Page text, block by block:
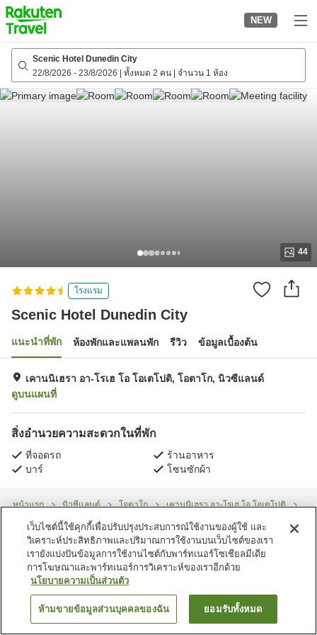
to
top
page
NEW
Scenic Hotel Dunedin City
22/8/2026 - 23/8/2026 ทั้งหมด 2 คน จำนวน 1 ห้อง
44
โรงแรม
Scenic Hotel Dunedin City
แนะนำที่พัก ห้องพักและแพลนพัก รีวิว ข้อมูลเบื้องต้น
เคานนิเฮรา อา-โรเฮ โอ โอเตโปติ, โอตาโก, นิวซีแลนด์
ดูบนแผนที่
สิ่งอำนวยความสะดวกในที่พัก
ที่จอดรถ
ร้านอาหาร
บาร์
โซนซักผ้า
หน้าแรก นิวซีแลนด์ โอตาโก
เคานนิเฮรา อา-โรเฮ โอ โอเตโปติ
Scenic Hotel Dunedin City
ค้นหาห้องพัก
เว็บไซต์นี้ใช้คุกกี้เพื่อปรับปรุงประสบการณ์ใช้งานของผู้ใช้ และ
วิเคราะห์ประสิทธิภาพและปริมาณการใช้งานบนเว็บไซต์ของเรา
เรายังแบ่งปันข้อมูลการใช้งานไซต์กับพาร์ทเนอร์โซเชียลมีเดีย
การโฆษณาและพาร์ทเนอร์การวิเคราะห์ของเราอีกด้วย
นโยบายความเป็นส่วนตัว
ห้ามขายข้อมูลส่วนบุคคลของฉัน ยอมรับทั้งหมด